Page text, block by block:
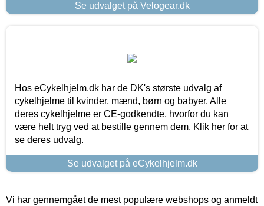
Se udvalget på Velogear.dk
Hos eCykelhjelm.dk har de DK's største udvalg af
cykelhjelme til kvinder, mænd, børn og babyer. Alle
deres cykelhjelme er CE-godkendte, hvorfor du kan
være helt tryg ved at bestille gennem dem. Klik her for at
se deres udvalg.
Se udvalget på eCykelhjelm.dk
Vi har gennemgået de mest populære webshops og anmeldt